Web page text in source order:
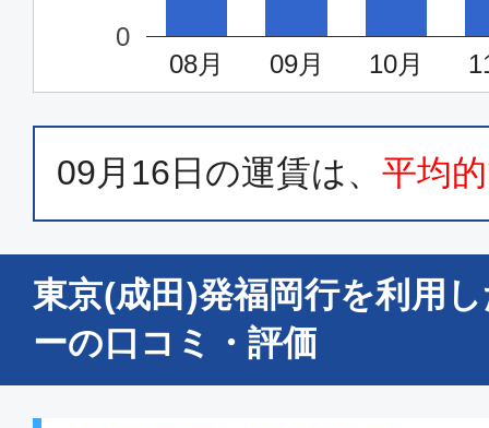
GK519
普通席
17:00
MM349
普通席
東京(成田)
07:00
福岡
08月 09月 10月
0
09月16日 の運賃は、 平均的
東京(成田)発福岡行を利用
ーの口コミ・評価